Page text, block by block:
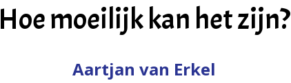
Hoe moeilijk kan het zijn?
Aartjan van Erkel